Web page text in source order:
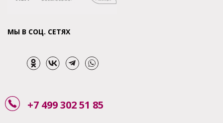
МЫ В СОЦ. СЕТЯХ
+7 499 302 51 85